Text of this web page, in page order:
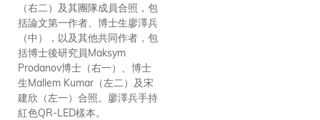
（右二）及其團隊成員合照，包
括論文第一作者、博士生廖澤兵
（中），以及其他共同作者，包
括博士後研究員Maksym
Prodanov博士（右一）、博士
生Mallem Kumar（左二）及宋
建欣（左一）合照。廖澤兵手持
紅色QR-LED樣本。